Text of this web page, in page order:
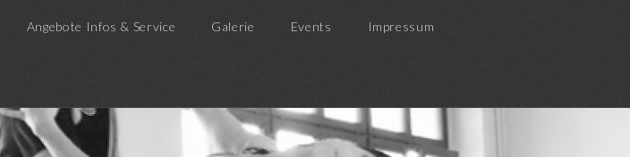
Angebote Infos & Service Galerie Events Impressum